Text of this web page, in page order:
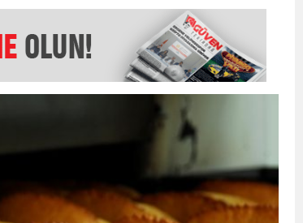
BAYRAMI DEĞİL, MÜCADELE GÜNÜDÜR”
DEĞİŞİM
FİNAL